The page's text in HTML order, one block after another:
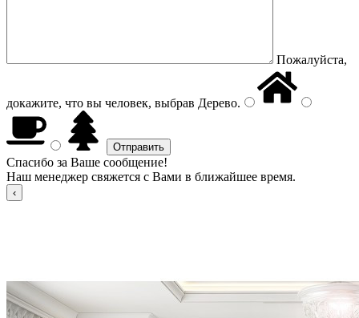
Пожалуйста,
докажите, что вы человек, выбрав Дерево.
Спасибо за Ваше сообщение!
Наш менеджер свяжется с Вами в ближайшее время.